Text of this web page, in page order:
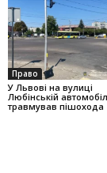
Право
У Львові на вулиці
Любінській
травмував пішохода